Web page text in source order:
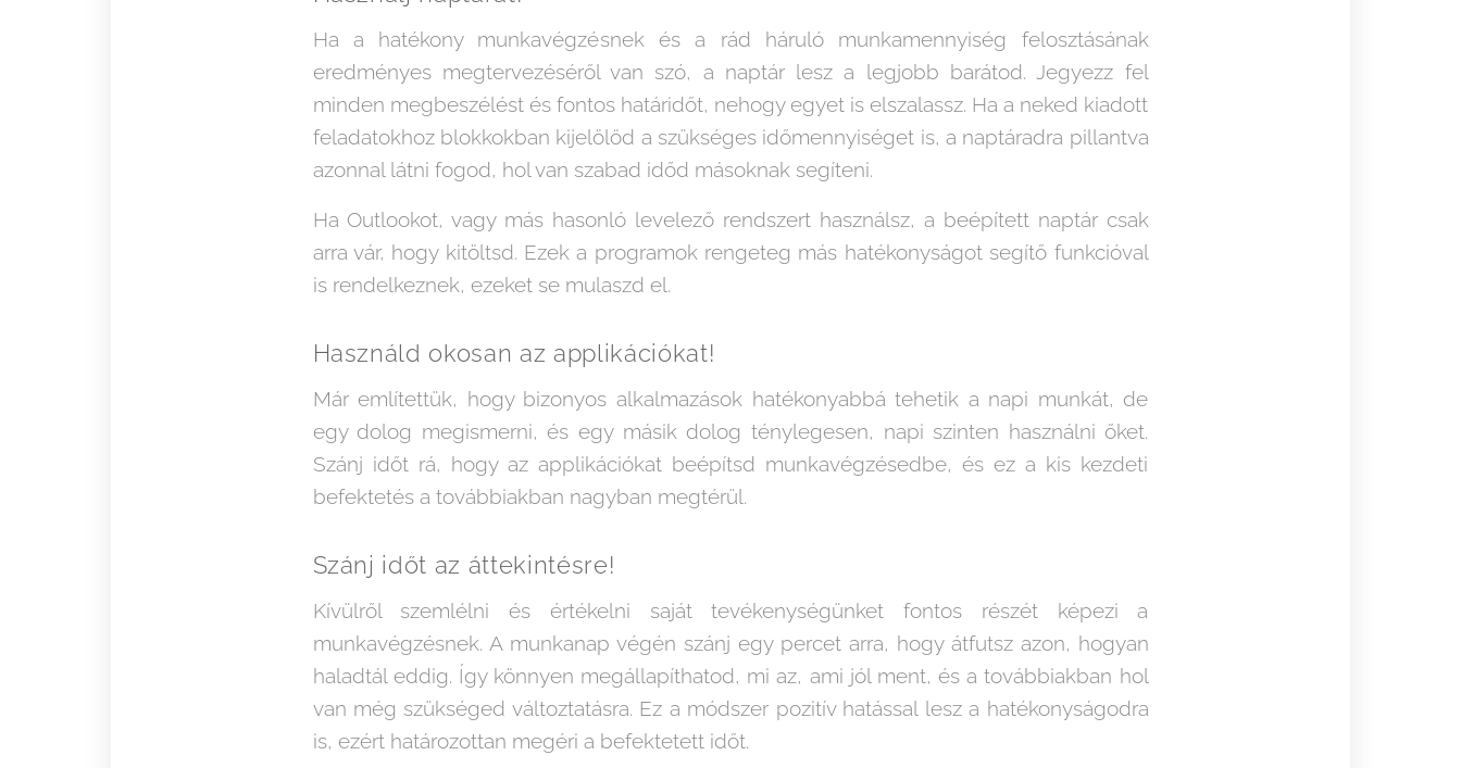
Ha a hatékony munkavégzésnek és a rád háruló munkamennyiség felosztásának
eredményes megtervezéséről van szó, a naptár lesz a legjobb barátod. Jegyezz fel
minden megbeszélést és fontos határidőt, nehogy egyet is elszalassz. Ha a neked kiadott
feladatokhoz blokkokban kijelölöd a szükséges időmennyiséget is, a naptáradra pillantva
azonnal látni fogod, hol van szabad időd másoknak segíteni.
Ha Outlookot, vagy más hasonló levelező rendszert használsz, a beépített naptár csak
arra vár, hogy kitöltsd. Ezek a programok rengeteg más hatékonyságot segítő funkcióval
is rendelkeznek, ezeket se mulaszd el.
Használd okosan az applikációkat!
Már említettük, hogy bizonyos alkalmazások hatékonyabbá tehetik a napi munkát, de
egy dolog megismerni, és egy másik dolog ténylegesen, napi szinten használni őket.
Szánj időt rá, hogy az applikációkat beépítsd munkavégzésedbe, és ez a kis kezdeti
befektetés a továbbiakban nagyban megtérül.
Szánj időt az áttekintésre!
Kívülről szemlélni és értékelni saját tevékenységünket fontos részét képezi a
munkavégzésnek. A munkanap végén szánj egy percet arra, hogy átfutsz azon, hogyan
haladtál eddig. Így könnyen megállapíthatod, mi az, ami jól ment, és a továbbiakban hol
van még szükséged változtatásra. Ez a módszer pozitív hatással lesz a hatékonyságodra
is, ezért határozottan megéri a befektetett időt.